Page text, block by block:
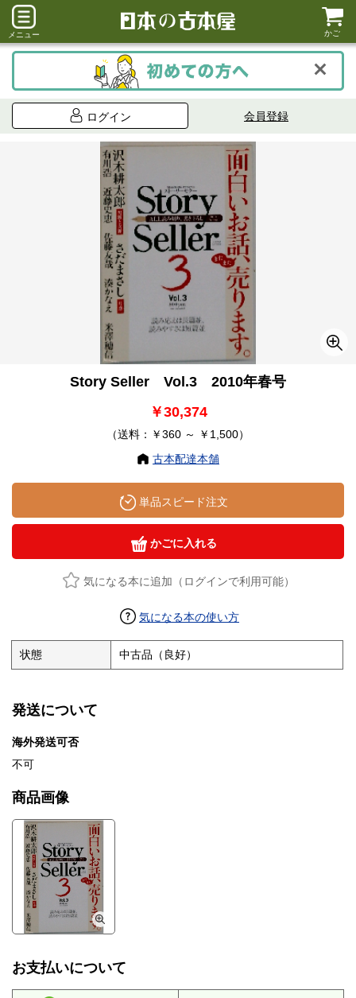
メニュー かご
ログイン 会員登録
Story Seller Vol.3 2010年春号
￥30,374
（送料：￥360 ～ ￥1,500）
古本配達本舗
単品スピード注文
かごに入れる
気になる本に追加（ログインで利用可能）
気になる本の使い方
状態 中古品（良好）
発送について
海外発送可否
不可
商品画像
お支払いについて